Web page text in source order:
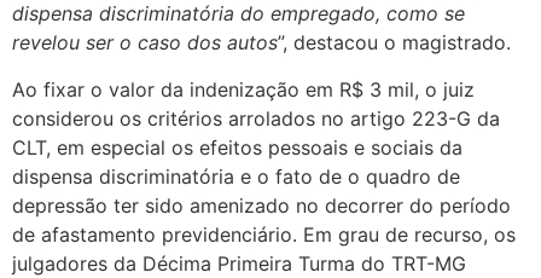
dispensa discriminatória do empregado, como se
revelou ser o caso dos autos”, destacou o magistrado.
Ao fixar o valor da indenização em R$ 3 mil, o juiz
considerou os critérios arrolados no artigo 223-G da
CLT, em especial os efeitos pessoais e sociais da
dispensa discriminatória e o fato de o quadro de
depressão ter sido amenizado no decorrer do período
de afastamento previdenciário. Em grau de recurso, os
julgadores da Décima Primeira Turma do TRT-MG